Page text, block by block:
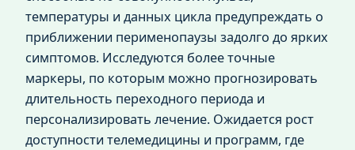
температуры и данных цикла предупреждать о
приближении перименопаузы задолго до ярких
симптомов. Исследуются более точные
маркеры, по которым можно прогнозировать
длительность переходного периода и
персонализировать лечение. Ожидается рост
доступности телемедицины и программ, где